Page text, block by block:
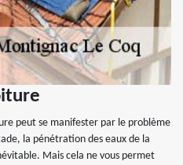
peut se manifester par le problème
la pénétration des eaux de la
Mais cela ne vous permet